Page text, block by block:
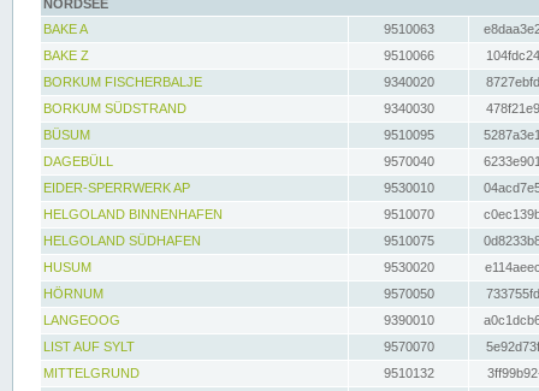
NORDSEE
BAKE A
9510063
BAKE Z
9510066
BORKUM FISCHERBALJE
9340020
BORKUM SÜDSTRAND
9340030
BÜSUM
9510095
DAGEBÜLL
9570040
EIDER-SPERRWERK AP
9530010
HELGOLAND BINNENHAFEN
9510070
HELGOLAND SÜDHAFEN
9510075
HUSUM
9530020
HÖRNUM
9570050
LANGEOOG
9390010
LIST AUF SYLT
9570070
MITTELGRUND
9510132